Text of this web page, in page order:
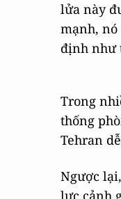
lửa này
mạnh, nó
định như
Trong
thống
Tehran
Ngược
lực cảnh